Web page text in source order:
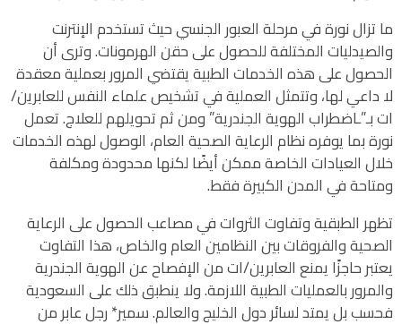
ما تزال نورة في مرحلة العبور الجنسي حيث تستخدم الإنترنت
والصيدليات المختلفة للحصول على حقن الهرمونات. وترى أن
الحصول على هذه الخدمات الطبية يقتضي المرور بعملية معقدة
لا داعي لها، وتتمثل العملية في تشخيص علماء النفس للعابرين/
ات بـ”ـاضطراب الهوية الجندرية” ومن ثم تحويلهم للعلاج. تعمل
نورة بما يوفره نظام الرعاية الصحية العام، الوصول لهذه الخدمات
خلال العيادات الخاصة ممكن أيضًا لكنها محدودة ومكلفة
ومتاحة في المدن الكبيرة فقط.
تظهر الطبقية وتفاوت الثروات في مصاعب الحصول على الرعاية
الصحية والفروقات بين النظامين العام والخاص، هذا التفاوت
يعتبر حاجزًا يمنع العابرين/ات من الإفصاح عن الهوية الجندرية
والمرور بالعمليات الطبية اللازمة. ولا ينطبق ذلك على السعودية
فحسب بل يمتد لسائر دول الخليج والعالم. سمير* رجل عابر من